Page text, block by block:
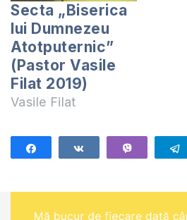
Secta „Biserica
lui Dumnezeu
Atotputernic”
(Pastor Vasile
Filat 2019)
Vasile Filat